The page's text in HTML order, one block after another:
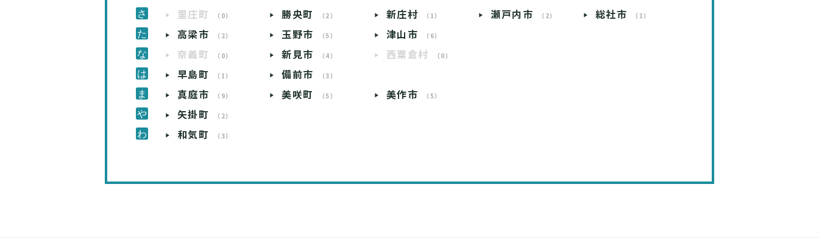
里庄町 （0） 勝央町 （2） 新庄村 （1） 瀬戸内市 （2） 総社市 （1）
高梁市 （2） 玉野市 （5） 津山市 （6）
奈義町 （0） 新見市 （4） 西粟倉村 （0）
早島町 （1） 備前市 （3）
真庭市 （9） 美咲町 （5） 美作市 （5）
矢掛町 （2）
和気町 （3）